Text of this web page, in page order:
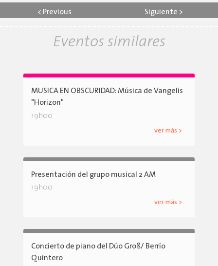
< Previous Siguiente >
Eventos similares
MUSICA EN OBSCURIDAD: Música de Vangelis
"Horizon"
19h00
ver más >
Presentación del grupo musical 2 AM
19h00
ver más >
Concierto de piano del Dúo Groß/ Berrío
Quintero